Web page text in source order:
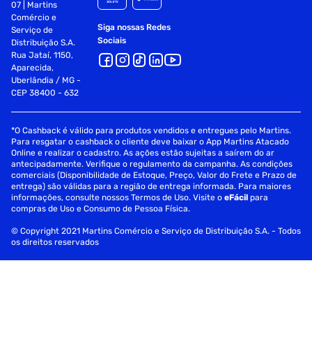
07 | Martins
Comércio e
Serviço de
Distribuição S.A.
Rua Jataí, 1150,
Aparecida,
Uberlândia / MG -
CEP 38400 - 632
Siga nossas Redes
Sociais
*O Cashback é válido para produtos vendidos e entregues pelo Martins.
Para resgatar o cashback o cliente deve baixar o App Martins Atacado
Online e realizar o cadastro. As ações estão sujeitas a saírem do ar
antecipadamente. Verifique o regulamento da campanha. As condições
comerciais (Disponibilidade de Estoque, Preço, Valor do Frete e Prazo de
entrega) são válidas para a região de entrega informada. Para maiores
informações, consulte nossos Termos de Uso. Visite oeFácil para
compras de Uso e Consumo de Pessoa Física.
© Copyright 2021 Martins Comércio e Serviço de Distribuição S.A. - Todos
os direitos reservados